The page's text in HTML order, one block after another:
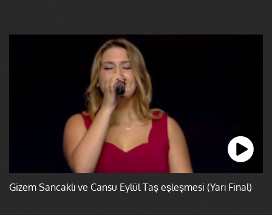
Gizem Sancaklı ve Cansu Eylül Taş eşleşmesi (Yarı Final)